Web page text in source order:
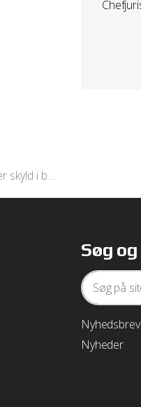
boligmangel
Søg
Nyhedsbrev
Nyheder